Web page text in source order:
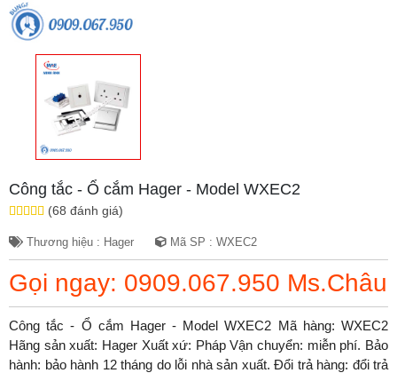
Công tắc - Ổ cắm Hager - Model WXEC2
(68 đánh giá)
Thương hiệu : Hager Mã SP : WXEC2
Gọi ngay: 0909.067.950 Ms.Châu
Công tắc - Ổ cắm Hager - Model WXEC2 Mã hàng: WXEC2
Hãng sản xuất: Hager Xuất xứ: Pháp Vận chuyển: miễn phí. Bảo
hành: bảo hành 12 tháng do lỗi nhà sản xuất. Đổi trả hàng: đổi trả